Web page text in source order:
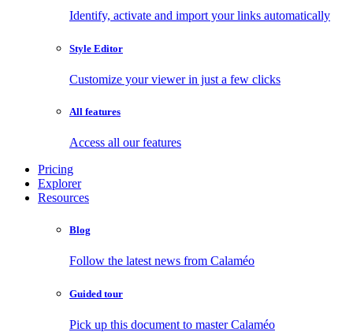
Identify, activate and import your links automatically
Style Editor
Customize your viewer in just a few clicks
All features
Access all our features
Pricing
Explorer
Resources
Blog
Follow the latest news from Calaméo
Guided tour
Pick up this document to master Calaméo